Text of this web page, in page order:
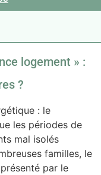
logement » :
?
: le
les périodes de
mal isolés
familles, le
par le